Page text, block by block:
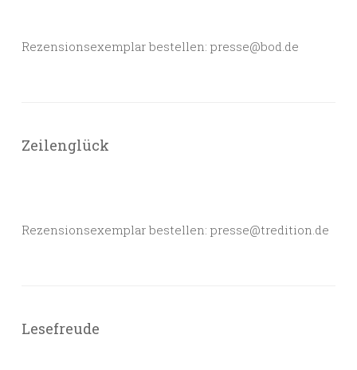
Rezensionsexemplar bestellen: presse@bod.de
Zeilenglück
Rezensionsexemplar bestellen: presse@tredition.de
Lesefreude